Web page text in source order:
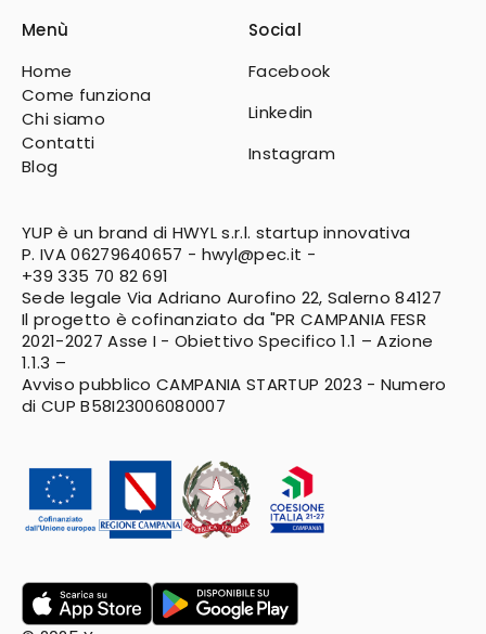
Menù
Home
Come funziona
Chi siamo
Contatti
Blog
Social
Facebook
Linkedin
Instagram
YUP è un brand di HWYL s.r.l. startup innovativa
P. IVA 06279640657 - hwyl@pec.it -
+39 335 70 82 691
Sede legale Via Adriano Aurofino 22, Salerno 84127
Il progetto è cofinanziato da "PR CAMPANIA FESR
2021-2027 Asse I - Obiettivo Specifico 1.1 – Azione
1.1.3 –
Avviso pubblico CAMPANIA STARTUP 2023 - Numero
di CUP B58I23006080007